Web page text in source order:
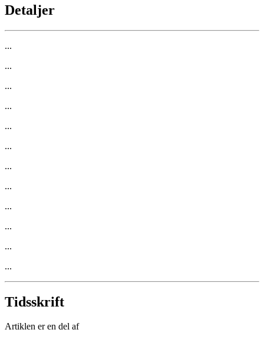
Detaljer
...
...
...
...
...
...
...
...
...
...
...
...
Tidsskrift
Artiklen er en del af